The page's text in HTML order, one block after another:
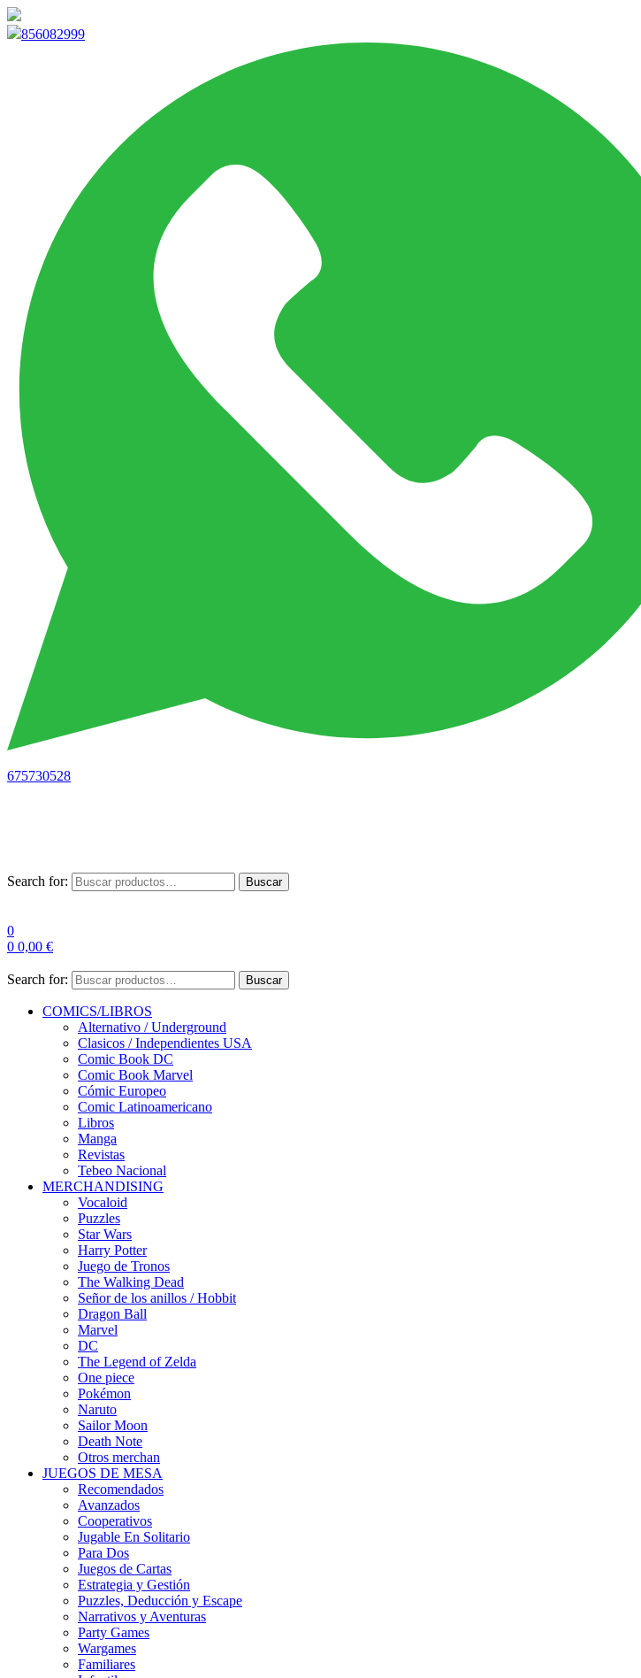
856082999
675730528
Search for: Buscar
0
0 0,00 €
Search for: Buscar
COMICS/LIBROS
Alternativo / Underground
Clasicos / Independientes USA
Comic Book DC
Comic Book Marvel
Cómic Europeo
Comic Latinoamericano
Libros
Manga
Revistas
Tebeo Nacional
MERCHANDISING
Vocaloid
Puzzles
Star Wars
Harry Potter
Juego de Tronos
The Walking Dead
Señor de los anillos / Hobbit
Dragon Ball
Marvel
DC
The Legend of Zelda
One piece
Pokémon
Naruto
Sailor Moon
Death Note
Otros merchan
JUEGOS DE MESA
Recomendados
Avanzados
Cooperativos
Jugable En Solitario
Para Dos
Juegos de Cartas
Estrategia y Gestión
Puzzles, Deducción y Escape
Narrativos y Aventuras
Party Games
Wargames
Familiares